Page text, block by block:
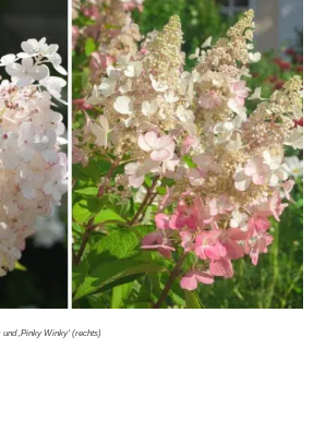
‚Pinky Winky‘ (rechts)